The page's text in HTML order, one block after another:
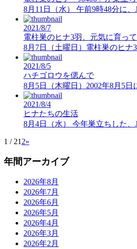
8月11日（水） 午前9時48分に
2021/8/7
電柱巣のヒナ3羽、元気に育って
8月7日（土曜日）電柱巣のヒ
2021/8/5
ハチゴロウを偲んで
8月5日（木曜日）2002年8月5
2021/8/4
ヒナたちの生活
8月4日（水） 今年巣立ちした
1 / 21 2»
年間アーカイブ
2026年8月
2026年7月
2026年6月
2026年5月
2026年4月
2026年3月
2026年2月